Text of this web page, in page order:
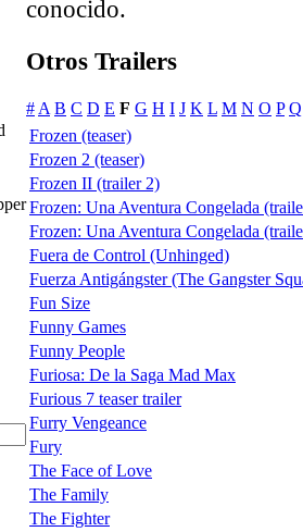
conocido.
Otros Trailers
#A B C D E F G H I J K L M N O P Q
Frozen (teaser)
Frozen 2 (teaser)
Frozen II (trailer 2)
Frozen: Una Aventura Congelada
Frozen: Una Aventura Congelada
Fuera de Control (Unhinged)
Fuerza Antigángster (The Gangster
Fun Size
Funny Games
Funny People
Furiosa: De la Saga Mad Max
Furious 7 teaser trailer
Furry Vengeance
Fury
The Face of Love
The Family
The Fighter